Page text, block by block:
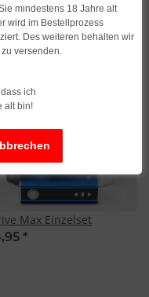
Items 1 - 4 of 4
Max Einzelset
*
mindestens 18 Jahre alt
wird im Bestellprozess
Des weiteren behalten wir
versenden.
ich
alt bin!